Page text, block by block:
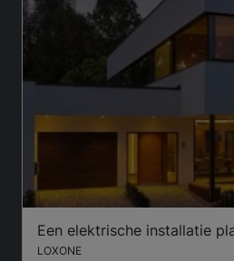
Een elektrische installatie
LOXONE